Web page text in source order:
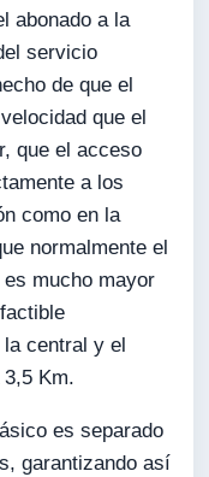
abonado a la
servicio
de que el
que el
que el acceso
a los
como en la
normalmente el
mucho mayor
central y el
Km.
es separado
garantizando así